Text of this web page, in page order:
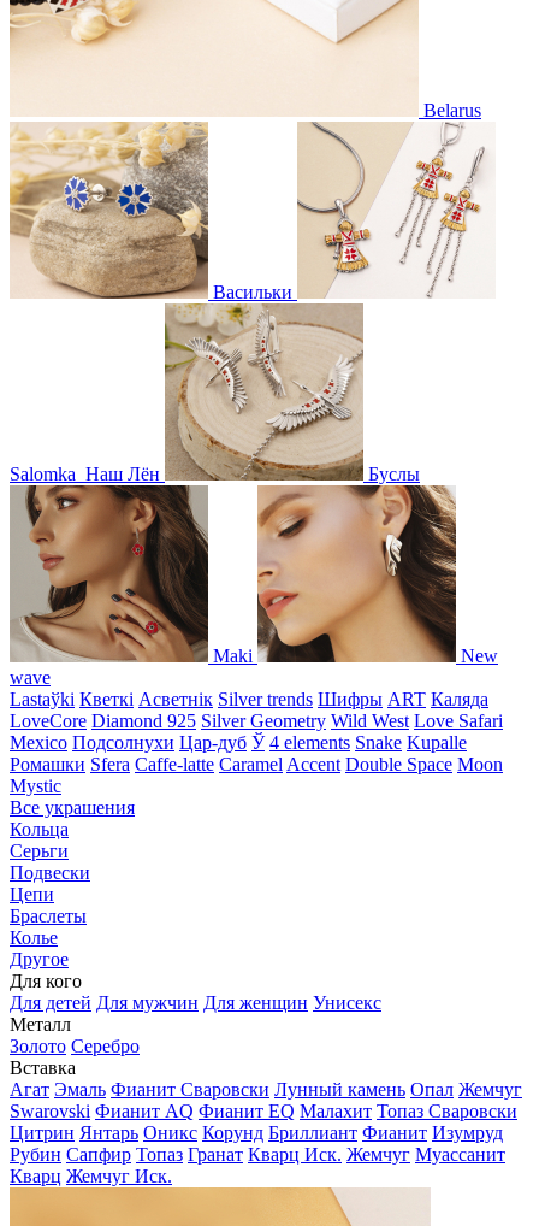
Belarus
Васильки
Salomka Наш Лён Буслы
Maki
New
wave
Lastaўki Кветкі Асветнiк Silver trends Шифры ART Каляда
LoveCore Diamond 925 Silver Geometry Wild West Love Safari
Mexico Подсолнухи Цар-дуб Ў 4 elements Snake Kupalle
Ромашки Sfera Caffe-latte Caramel Accent Double Space Moon
Mystic
Все украшения
Кольца
Серьги
Подвески
Цепи
Браслеты
Колье
Другое
Для кого
Для детей Для мужчин Для женщин Унисекс
Металл
Золото Серебро
Вставка
Агат Эмаль Фианит Сваровски Лунный камень Опал Жемчуг
Swarovski Фианит AQ Фианит EQ Малахит Топаз Сваровски
Цитрин Янтарь Оникс Корунд Бриллиант Фианит Изумруд
Рубин Сапфир Топаз Гранат Кварц Иск. Жемчуг Муассанит
Кварц Жемчуг Иск.